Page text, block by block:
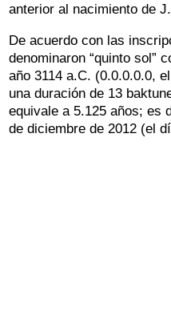
anterior al nacimiento de
De acuerdo con las
denominaron “quinto sol”
año 3114 a.C. (0.0.0.0.0,
una duración de 13
equivale a 5.125 años; es
de diciembre de 2012 (el